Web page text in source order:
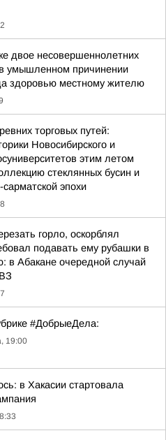
двое несовершеннолетних
умышленном причинении
здоровью местному жителю
торговых путей:
Новосибирского и
этим летом
стеклянных бусин и
сарматской эпохи
горло, оскорблял
подавать ему рубашки в
в Абакане очередной случай
#ДобрыеДела:
19:00
в Хакасии стартовала